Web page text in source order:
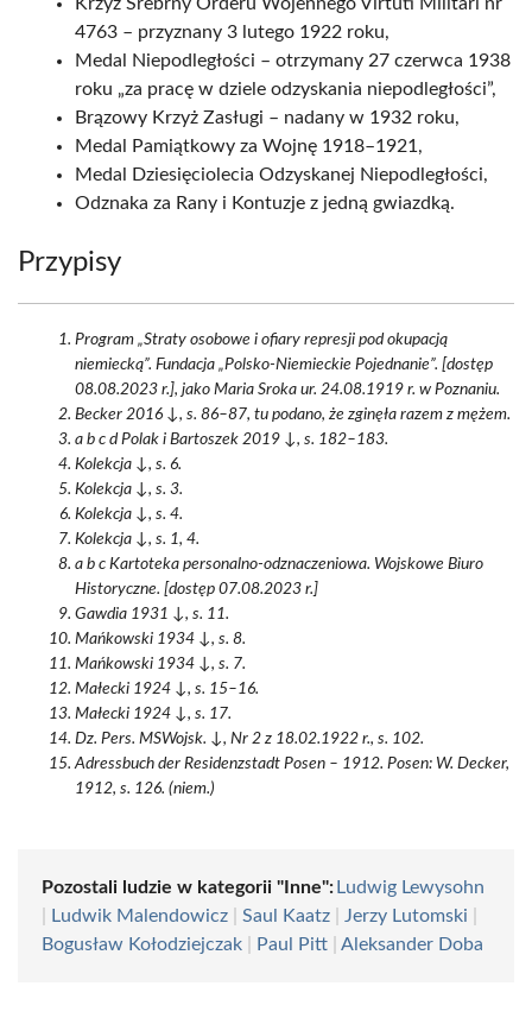
4763 – przyznany 3 lutego 1922 roku,
Medal Niepodległości – otrzymany 27 czerwca 1938
roku „za pracę w dziele odzyskania niepodległości”,
Brązowy Krzyż Zasługi – nadany w 1932 roku,
Medal Pamiątkowy za Wojnę 1918–1921,
Medal Dziesięciolecia Odzyskanej Niepodległości,
Odznaka za Rany i Kontuzje z jedną gwiazdką.
Przypisy
Program „Straty osobowe i ofiary represji pod okupacją
niemiecką”. Fundacja „Polsko-Niemieckie Pojednanie”. [dostęp
08.08.2023 r.], jako Maria Sroka ur. 24.08.1919 r. w Poznaniu.
Becker 2016 ↓, s. 86–87, tu podano, że zginęła razem z mężem.
a b c d Polak i Bartoszek 2019 ↓, s. 182–183.
Kolekcja ↓, s. 6.
Kolekcja ↓, s. 3.
Kolekcja ↓, s. 4.
Kolekcja ↓, s. 1, 4.
a b c Kartoteka personalno-odznaczeniowa. Wojskowe Biuro
Historyczne. [dostęp 07.08.2023 r.]
Gawdia 1931 ↓, s. 11.
Mańkowski 1934 ↓, s. 8.
Mańkowski 1934 ↓, s. 7.
Małecki 1924 ↓, s. 15–16.
Małecki 1924 ↓, s. 17.
Dz. Pers. MSWojsk. ↓, Nr 2 z 18.02.1922 r., s. 102.
Adressbuch der Residenzstadt Posen – 1912. Posen: W. Decker,
1912, s. 126. (niem.)
Pozostali ludzie w kategorii "Inne": Ludwig Lewysohn
Ludwik Malendowicz Saul Kaatz Jerzy Lutomski
Bogusław Kołodziejczak
Paul Pitt Aleksander Doba